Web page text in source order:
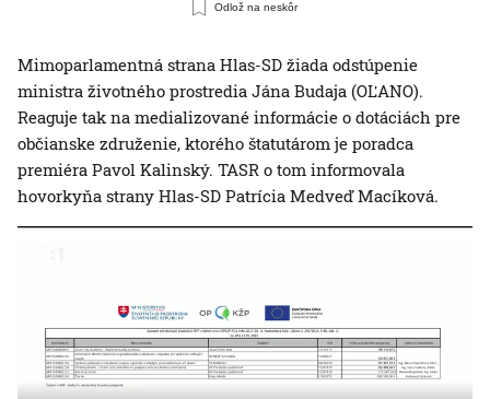
Odlož na neskôr
Mimoparlamentná strana Hlas-SD žiada odstúpenie
ministra životného prostredia Jána Budaja (OĽANO).
Reaguje tak na medializované informácie o dotáciách pre
občianske združenie, ktorého štatutárom je poradca
premiéra Pavol Kalinský. TASR o tom informovala
hovorkyňa strany Hlas-SD Patrícia Medveď Macíková.